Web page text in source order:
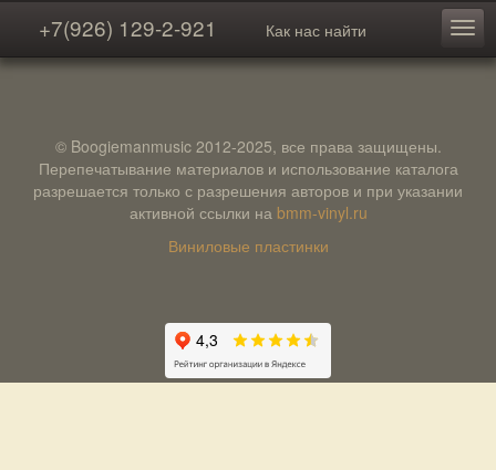
+7(926) 129-2-921 Как нас найти
© Boogiemanmusic 2012-2025, все права защищены.
Перепечатывание материалов и использование каталога
разрешается только с разрешения авторов и при указании
активной ссылки на bmm-vinyl.ru
Виниловые пластинки